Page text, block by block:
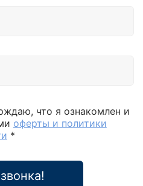
что я ознакомлен и
оферты и политики
*